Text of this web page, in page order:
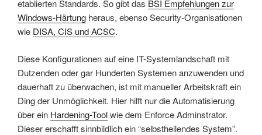
etablierten Standards. So gibt das BSI Empfehlungen zur
Windows-Härtung heraus, ebenso Security-Organisationen
wie DISA, CIS und ACSC.
Diese Konfigurationen auf eine IT-Systemlandschaft mit
Dutzenden oder gar Hunderten Systemen anzuwenden und
dauerhaft zu überwachen, ist mit manueller Arbeitskraft ein
Ding der Unmöglichkeit. Hier hilft nur die Automatisierung
über ein Hardening-Toolwie dem Enforce Adminstrator.
Dieser erschafft sinnbildlich ein “selbstheilendes System”.